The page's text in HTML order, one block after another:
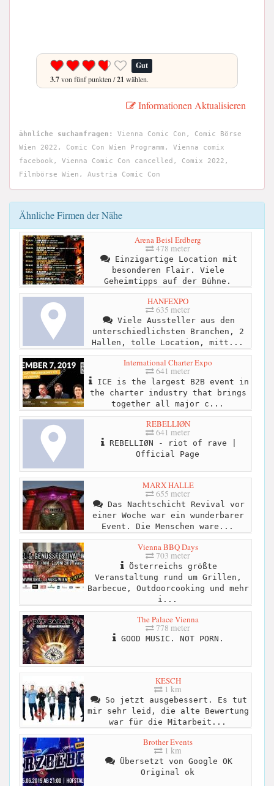
Gut
3.7von fünf punkten /21 wählen.
Informationen Aktualisieren
ähnliche suchanfragen:
Vienna Comic Con, Comic Börse
Wien 2022, Comic Con Wien Programm, Vienna comix
facebook, Vienna Comic Con cancelled, Comix 2022,
Filmbörse Wien, Austria Comic Con
Ähnliche Firmen der Nähe
Arena Beisl Erdberg
478 meter
Einzigartige Location mit
besonderen Flair. Viele
Geheimtipps auf der Bühne.
HANFEXPO
635 meter
Viele Aussteller aus den
unterschiedlichsten Branchen, 2
Hallen, tolle Location, mitt...
International Charter Expo
641 meter
ICE is the largest B2B event in
the charter industry that brings
together all major c...
REBELLIØN
641 meter
REBELLIØN - riot of rave |
Official Page
MARX HALLE
655 meter
Das Nachtschicht Revival vor
einer Woche war ein wunderbarer
Event. Die Menschen ware...
Vienna BBQ Days
703 meter
Österreichs größte
Veranstaltung rund um Grillen,
Barbecue, Outdoorcooking und mehr
i...
The Palace Vienna
778 meter
GOOD MUSIC. NOT PORN.
KESCH
1 km
So jetzt ausgebessert. Es tut
mir sehr leid, die alte Bewertung
war für die Mitarbeit...
Brother Events
1 km
Übersetzt von Google OK
Original ok